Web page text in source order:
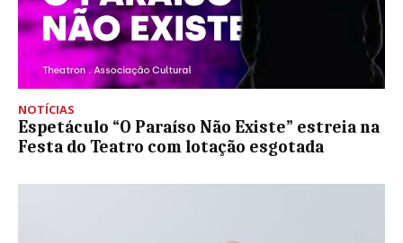
NOTÍCIAS
Espetáculo “O Paraíso Não Existe” estreia na
Festa do Teatro com lotação esgotada